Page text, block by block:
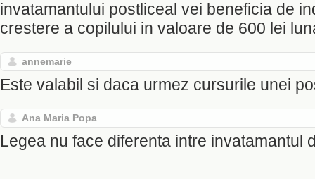
invatamantului postliceal vei beneficia de
crestere a copilului in valoare de 600 lei
annemarie
Este valabil si daca urmez cursurile unei
Ana Maria Popa
Legea nu face diferenta intre invatamantul